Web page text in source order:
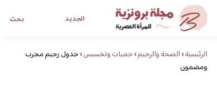
بحث الجديد
مجلة برونزية للفتاة العصريةالرئيسية›الصحة والرجيم›حميات وتخسيس›جدول رجيم مجرب
ومضمون